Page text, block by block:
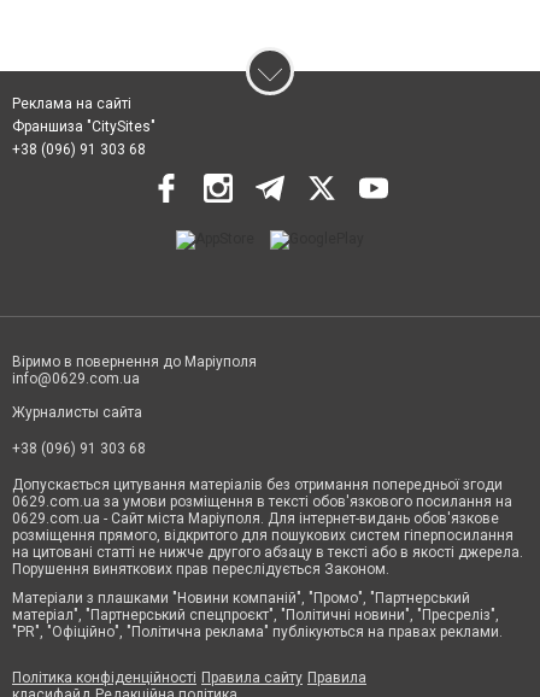
Реклама на сайті
Франшиза "CitySites"
+38 (096) 91 303 68
Віримо в повернення до Маріуполя
info@0629.com.ua
Журналисты сайта
+38 (096) 91 303 68
Допускається цитування матеріалів без отримання попередньої згоди
0629.com.ua за умови розміщення в тексті обов'язкового посилання на
0629.com.ua - Сайт міста Маріуполя. Для інтернет-видань обов'язкове
розміщення прямого, відкритого для пошукових систем гіперпосилання
на цитовані статті не нижче другого абзацу в тексті або в якості джерела.
Порушення виняткових прав переслідується Законом.
Матеріали з плашками "Новини компаній", "Промо", "Партнерський
матеріал", "Партнерський спецпроєкт", "Політичні новини", "Пресреліз",
"PR", "Офіційно", "Політична реклама" публікуються на правах реклами.
Політика конфіденційності Правила сайту Правила